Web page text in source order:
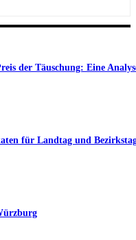
der Täuschung: Eine
für Landtag und